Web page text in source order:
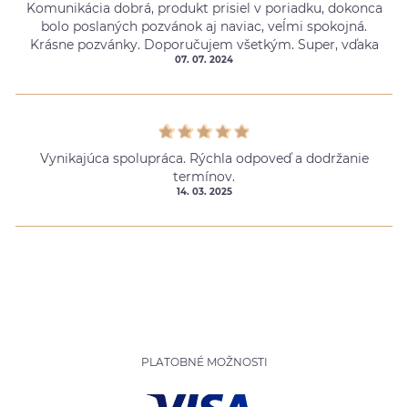
Komunikácia dobrá, produkt prisiel v poriadku, dokonca
bolo poslaných pozvánok aj naviac, veĺmi spokojná.
Krásne pozvánky. Doporučujem všetkým. Super, vďaka
07. 07. 2024
Vynikajúca spolupráca. Rýchla odpoveď a dodržanie
termínov.
14. 03. 2025
PLATOBNÉ MOŽNOSTI